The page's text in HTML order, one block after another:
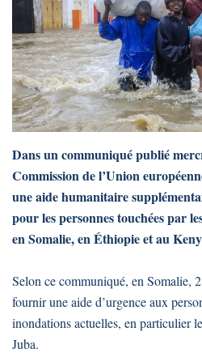
Dans un communiqué publié
Commission de l’Union
une aide humanitaire
pour les personnes touchées par
en Somalie, en Éthiopie et au
Selon ce communiqué, en Somalie,
fournir une aide d’urgence aux
inondations actuelles, en particulier
Juba.